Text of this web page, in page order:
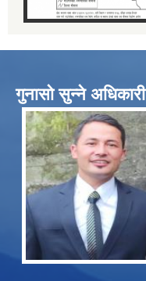
गुनासो सुन्ने अधिकारी